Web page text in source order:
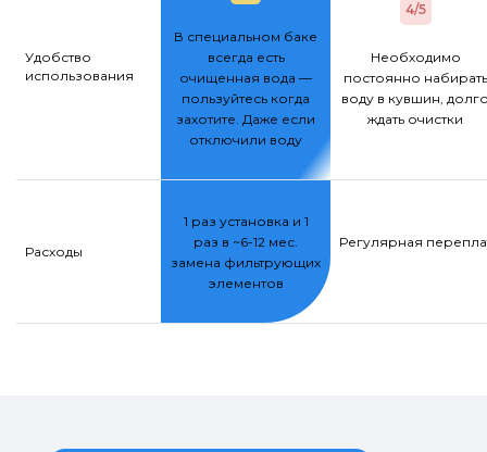
Удобство
использования
В специальном баке
всегда есть
очищенная вода —
пользуйтесь когда
захотите. Даже если
отключили воду
4/5
Необходимо
постоянно набирать
воду в кувшин,
ждать очистки
Расходы
1 раз установка и 1
раз в ~6-12 мес.
замена фильтрующих
элементов
Регулярная